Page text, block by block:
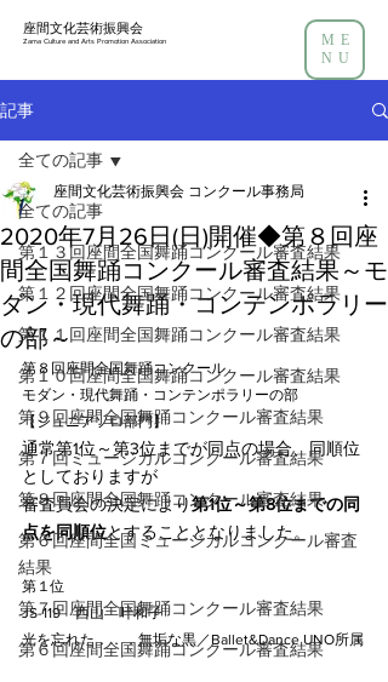
座間文化芸術振興会
Zama Culture and Arts Promotion Association
ME
NU
記事
全ての記事
第１３回座間全国舞踊コンクール審査結果
第１２回座間全国舞踊コンクール審査結果
第１１回座間全国舞踊コンクール審査結果
第１０回座間全国舞踊コンクール審査結果
第９回座間全国舞踊コンクール審査結果
第７回ミュージカルコンクール審査結果
第８回座間全国舞踊コンクール審査結果
第６回座間全国ミュージカルコンクール審査
結果
第７回座間全国舞踊コンクール審査結果
第６回座間全国舞踊コンクール審査結果
全ての記事
2020年7月26日(日)開催◆第８回座
間全国舞踊コンクール審査結果～モ
ダン・現代舞踊・コンテンポラリー
の部～
座間文化芸術振興会 コンクール事務局
第８回座間全国舞踊コンクール
モダン・現代舞踊・コンテンポラリーの部
【ジュニアソロ部門】
通常第1位～第3位までが同点の場合、同順位
としておりますが
審査員会の決定により第1位～第8位までの同
点を同順位とすることとなりました。
第１位
JS-119    西山　叶和子
光を忘れた．．．無垢な黒／Ballet&Dance UNO所属